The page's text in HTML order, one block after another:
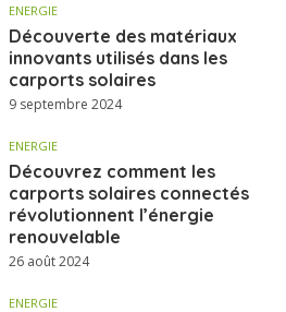
ENERGIE
Découverte des matériaux
innovants utilisés dans les
carports solaires
9 septembre 2024
ENERGIE
Découvrez comment les
carports solaires connectés
révolutionnent l’énergie
renouvelable
26 août 2024
ENERGIE